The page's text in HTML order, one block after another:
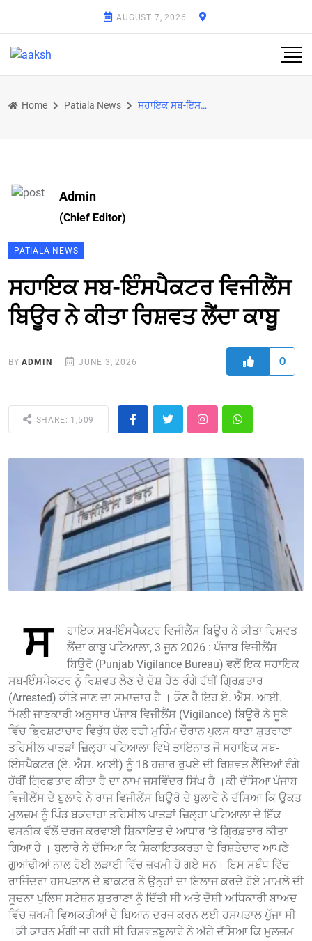
AUGUST 7, 2026
Home Patiala News ਸਹਾਇਕ ਸਬ-ਇੰਸਪੈਕਟਰ ਵਿਜੀਲੈਂਸ ਬਿਊਰ ਨੇ ਕੀਤਾ ਰਿਸ਼ਵਤ ਲੈਂਦਾ ਕਾਬੂ
Admin
(Chief Editor)
PATIALA NEWS
ਸਹਾਇਕ ਸਬ-ਇੰਸਪੈਕਟਰ ਵਿਜੀਲੈਂਸ
ਬਿਊਰ ਨੇ ਕੀਤਾ ਰਿਸ਼ਵਤ ਲੈਂਦਾ ਕਾਬੂ
BYADMIN JUNE 3, 2026 0
SHARE: 1,509
ਸ
ਹਾਇਕ ਸਬ-ਇੰਸਪੈਕਟਰ ਵਿਜੀਲੈਂਸ ਬਿਊਰ ਨੇ ਕੀਤਾ ਰਿਸ਼ਵਤ
ਲੈਂਦਾ ਕਾਬੂ ਪਟਿਆਲਾ, 3 ਜੂਨ 2026 : ਪੰਜਾਬ ਵਿਜੀਲੈਂਸ
ਬਿਊਰੋ (Punjab Vigilance Bureau) ਵਲੋਂ ਇਕ ਸਹਾਇਕ
ਸਬ-ਇੰਸਪੈਕਟਰ ਨੂੰ ਰਿਸ਼ਵਤ ਲੈਣ ਦੇ ਦੋਸ਼ ਹੇਠ ਰੰਗੇ ਹੱਥੀਂ ਗ੍ਰਿਫ਼ਤਾਰ
(Arrested) ਕੀਤੇ ਜਾਣ ਦਾ ਸਮਾਚਾਰ ਹੈ । ਕੌਣ ਹੈ ਇਹ ਏ. ਐਸ. ਆਈ.
ਮਿਲੀ ਜਾਣਕਾਰੀ ਅਨੁਸਾਰ ਪੰਜਾਬ ਵਿਜੀਲੈਂਸ (Vigilance) ਬਿਊਰੋ ਨੇ ਸੂਬੇ
ਵਿੱਚ ਭ੍ਰਿਸ਼ਟਾਚਾਰ ਵਿਰੁੱਧ ਚੱਲ ਰਹੀ ਮੁਹਿੰਮ ਦੌਰਾਨ ਪੁਲਸ ਥਾਣਾ ਸ਼ੁਤਰਾਣਾ
ਤਹਿਸੀਲ ਪਾਤੜਾਂ ਜ਼ਿਲ੍ਹਾ ਪਟਿਆਲਾ ਵਿਖੇ ਤਾਇਨਾਤ ਜੋ ਸਹਾਇਕ ਸਬ-
ਇੰਸਪੈਕਟਰ (ਏ. ਐਸ. ਆਈ) ਨੂੰ 18 ਹਜ਼ਾਰ ਰੁਪਏ ਦੀ ਰਿਸ਼ਵਤ ਲੈਂਦਿਆਂ ਰੰਗੇ
ਹੱਥੀਂ ਗ੍ਰਿਫ਼ਤਾਰ ਕੀਤਾ ਹੈ ਦਾ ਨਾਮ ਜਸਵਿੰਦਰ ਸਿੰਘ ਹੈ ।ਕੀ ਦੱਸਿਆ ਪੰਜਾਬ
ਵਿਜੀਲੈਂਸ ਦੇ ਬੁਲਾਰੇ ਨੇ ਰਾਜ ਵਿਜੀਲੈਂਸ ਬਿਊਰੋ ਦੇ ਬੁਲਾਰੇ ਨੇ ਦੱਸਿਆ ਕਿ ਉਕਤ
ਮੁਲਜ਼ਮ ਨੂੰ ਪਿੰਡ ਬਕਰਾਹਾ ਤਹਿਸੀਲ ਪਾਤੜਾਂ ਜ਼ਿਲ੍ਹਾ ਪਟਿਆਲਾ ਦੇ ਇੱਕ
ਵਸਨੀਕ ਵੱਲੋਂ ਦਰਜ ਕਰਵਾਈ ਸ਼ਿਕਾਇਤ ਦੇ ਆਧਾਰ ’ਤੇ ਗ੍ਰਿਫ਼ਤਾਰ ਕੀਤਾ
ਗਿਆ ਹੈ । ਬੁਲਾਰੇ ਨੇ ਦੱਸਿਆ ਕਿ ਸ਼ਿਕਾਇਤਕਰਤਾ ਦੇ ਰਿਸ਼ਤੇਦਾਰ ਆਪਣੇ
ਗੁਆਂਢੀਆਂ ਨਾਲ ਹੋਈ ਲੜਾਈ ਵਿੱਚ ਜ਼ਖਮੀ ਹੋ ਗਏ ਸਨ। ਇਸ ਸਬੰਧ ਵਿੱਚ
ਰਾਜਿੰਦਰਾ ਹਸਪਤਾਲ ਦੇ ਡਾਕਟਰ ਨੇ ਉਨ੍ਹਾਂ ਦਾ ਇਲਾਜ ਕਰਦੇ ਹੋਏ ਮਾਮਲੇ ਦੀ
ਸੂਚਨਾ ਪੁਲਿਸ ਸਟੇਸ਼ਨ ਸ਼ੁਤਰਾਣਾ ਨੂੰ ਦਿੱਤੀ ਸੀ ਅਤੇ ਦੋਸ਼ੀ ਅਧਿਕਾਰੀ ਬਾਅਦ
ਵਿੱਚ ਜ਼ਖਮੀ ਵਿਅਕਤੀਆਂ ਦੇ ਬਿਆਨ ਦਰਜ ਕਰਨ ਲਈ ਹਸਪਤਾਲ ਪੁੱਜਾ ਸੀ
।ਕੀ ਕਾਰਨ ਮੰਗੀ ਜਾ ਰਹੀ ਸੀ ਰਿਸ਼ਵਤਬੁਲਾਰੇ ਨੇ ਅੱਗੇ ਦੱਸਿਆ ਕਿ ਮੁਲਜ਼ਮ